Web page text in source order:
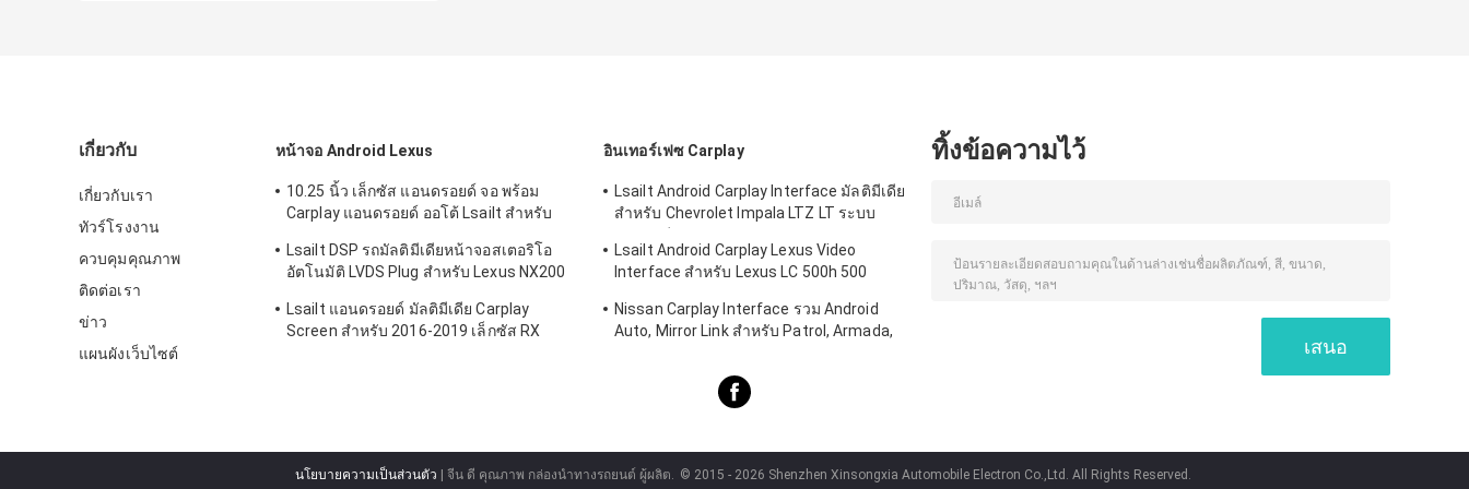
เกี่ยวกับ
เกี่ยวกับเรา
ทัวร์โรงงาน
ควบคุมคุณภาพ
ติดต่อเรา
ข่าว
แผนผังเว็บไซต์
หน้าจอ Android Lexus
10.25 นิ้ว เล็กซัส แอนดรอยด์ จอ พร้อม
Carplay แอนดรอยด์ ออโต้ Lsailt สําหรับ
Lsailt DSP รถมัลติมีเดียหน้าจอสเตอริโอ
อัตโนมัติ LVDS Plug สำหรับ Lexus NX200
Lsailt แอนดรอยด์ มัลติมีเดีย Carplay
Screen สําหรับ 2016-2019 เล็กซัส RX
อินเทอร์เฟซ Carplay
Lsailt Android Carplay Interface มัลติมีเดีย
สำหรับ Chevrolet Impala LTZ LT ระบบ
Lsailt Android Carplay Lexus Video
Interface สําหรับ Lexus LC 500h 500
Nissan Carplay Interface รวม Android
Auto, Mirror Link สำหรับ Patrol, Armada,
ทิ้งข้อความไว้
นโยบายความเป็นส่วนตัว | จีน ดี คุณภาพ กล่องนำทางรถยนต์ ผู้ผลิต. © 2015 - 2026 Shenzhen Xinsongxia Automobile Electron Co.,Ltd. All Rights Reserved.